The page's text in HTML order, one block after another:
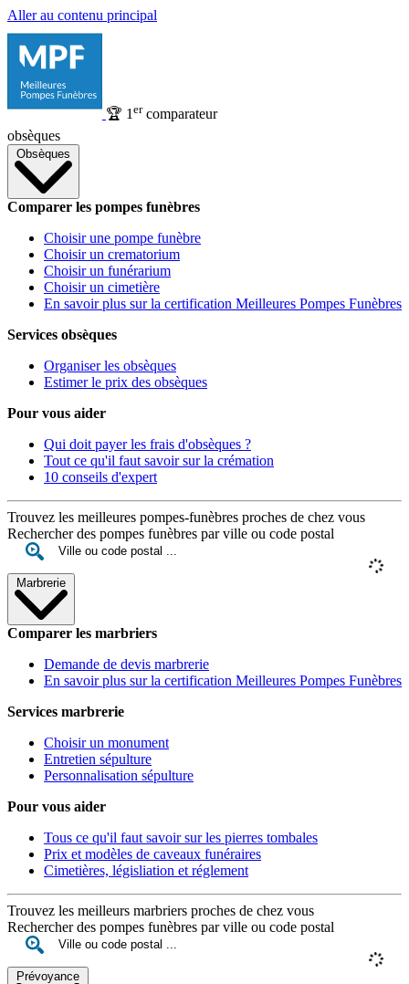
Aller au contenu principal
🏆 1 ercomparateur
obsèques
Obsèques
Comparer les pompes funèbres
Choisir une pompe funèbre
Choisir un crematorium
Choisir un funérarium
Choisir un cimetière
En savoir plus sur la certification Meilleures Pompes Funèbres
Services obsèques
Organiser les obsèques
Estimer le prix des obsèques
Pour vous aider
Qui doit payer les frais d'obsèques ?
Tout ce qu'il faut savoir sur la crémation
10 conseils d'expert
Trouvez les meilleures pompes-funèbres proches de chez vous
Rechercher des pompes funèbres par ville ou code postal
Marbrerie
Comparer les marbriers
Demande de devis marbrerie
En savoir plus sur la certification Meilleures Pompes Funèbres
Services marbrerie
Choisir un monument
Entretien sépulture
Personnalisation sépulture
Pour vous aider
Tous ce qu'il faut savoir sur les pierres tombales
Prix et modèles de caveaux funéraires
Cimetières, législiation et réglement
Trouvez les meilleurs marbriers proches de chez vous
Rechercher des pompes funèbres par ville ou code postal
Prévoyance